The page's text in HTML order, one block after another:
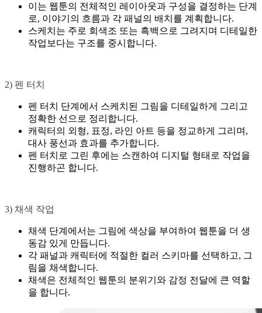
이는 웹툰의 전체적인 레이아웃과 구성을 결정하는 단계
로, 이야기의 흐름과 각 패널의 배치를 계획합니다.
스케치는 주로 회색조 또는 흑백으로 그려지며 디테일한
작업보다는 구조를 중시합니다.
2) 펜 터치
펜 터치 단계에서 스케치된 그림을 디테일하게 그리고
정확한 선으로 정리합니다.
캐릭터의 외형, 표정, 라인 아트 등을 정교하게 그리며,
대사 풍선과 효과를 추가합니다.
펜 터치로 그린 후에는 스캔하여 디지털 형태로 작업을
진행하곤 합니다.
3) 채색 작업
채색 단계에서는 그림에 색상을 부여하여 웹툰을 더 생
동감 있게 만듭니다.
각 패널과 캐릭터에 적절한 컬러 스키마를 선택하고, 그
림을 채색합니다.
채색은 전체적인 웹툰의 분위기와 감정 전달에 큰 역할
을 합니다.